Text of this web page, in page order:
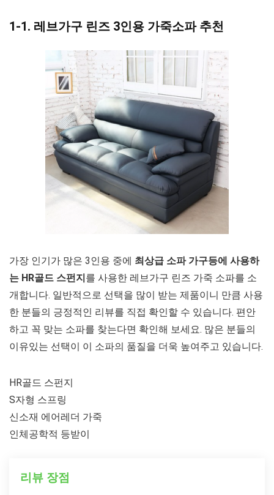
1-1. 레브가구 린즈 3인용 가죽소파 추천
가장 인기가 많은 3인용 중에 최상급 소파 가구등에 사용하
는 HR골드 스펀지를 사용한 레브가구 린즈 가죽 소파를 소
개합니다. 일반적으로 선택을 많이 받는 제품이니 만큼 사용
한 분들의 긍정적인 리뷰를 직접 확인할 수 있습니다. 편안
하고 꼭 맞는 소파를 찾는다면 확인해 보세요. 많은 분들의
이유있는 선택이 이 소파의 품질을 더욱 높여주고 있습니다.
HR골드 스펀지
S자형 스프링
신소재 에어레더 가죽
인체공학적 등받이
리뷰 장점